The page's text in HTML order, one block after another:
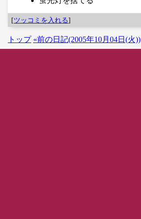
[ツッコミを入れる]
トップ «前の日記(2005年10月04日(火))